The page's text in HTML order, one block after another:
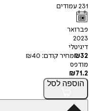
231עמודים
פברואר
2023
דיגיטלי
₪32 מחיר קודם: ₪40
מודפס
₪71.2
הוספה לסל